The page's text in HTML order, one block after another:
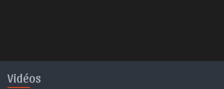
Vidéos